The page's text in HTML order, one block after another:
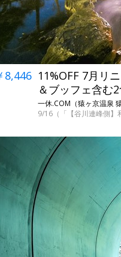
8,446 11%OFF 7月リ
＆ブッフェ含む
一休.COM（猿ヶ京温泉
9/16（「【谷川連峰側
→